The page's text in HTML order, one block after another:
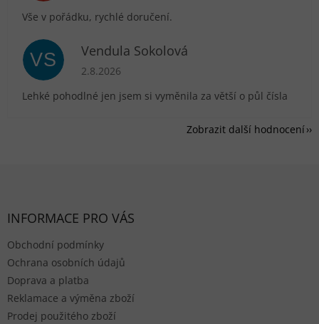
Vše v pořádku, rychlé doručení.
VS Vendula Sokolová
Hodnocení obchodu je 5 z 5 hvězdiček.
2.8.2026
Lehké pohodlné jen jsem si vyměnila za větší o půl čísla
Zobrazit další hodnocení
INFORMACE PRO VÁS
Obchodní podmínky
Ochrana osobních údajů
Doprava a platba
Reklamace a výměna zboží
Prodej použitého zboží